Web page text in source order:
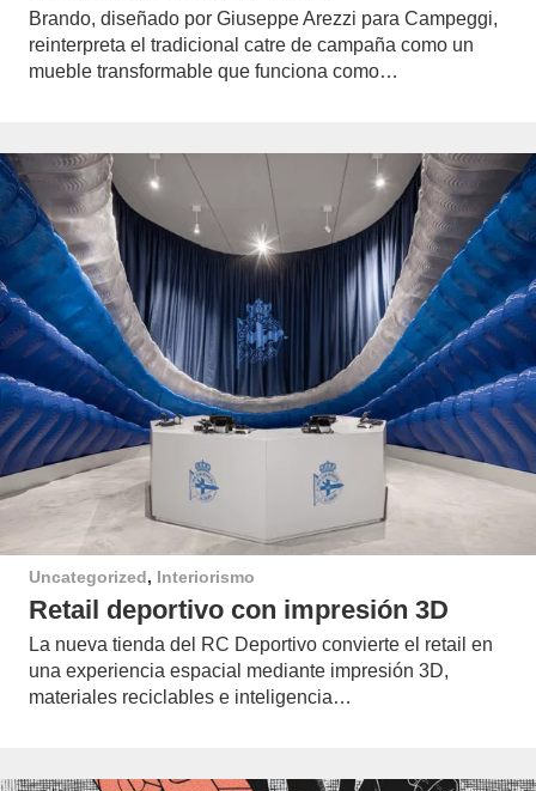
Brando, diseñado por Giuseppe Arezzi para Campeggi,
reinterpreta el tradicional catre de campaña como un
mueble transformable que funciona como…
Uncategorized, Interiorismo
Retail deportivo con impresión 3D
La nueva tienda del RC Deportivo convierte el retail en
una experiencia espacial mediante impresión 3D,
materiales reciclables e inteligencia…